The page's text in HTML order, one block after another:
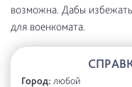
возможна. Дабы
для военкомата.
Город: любой